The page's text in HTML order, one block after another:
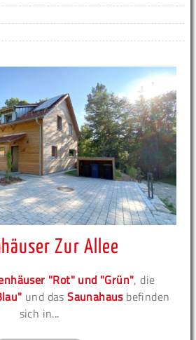
Zur Allee
"Rot" und "Grün", die
und dasSaunahausbefinden
sich in...